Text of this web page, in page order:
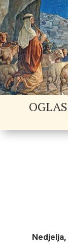
Nedjelja,